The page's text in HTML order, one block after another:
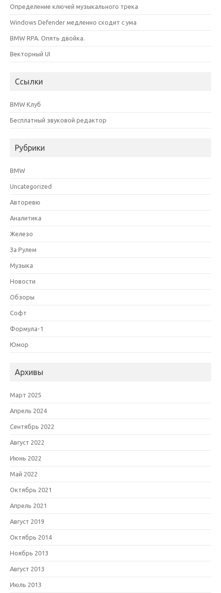
Определение ключей музыкального трека
Windows Defender медленно сходит с ума
BMW RPA. Опять двойка.
Векторный UI
Ссылки
BMW Клуб
Бесплатный звуковой редактор
Рубрики
BMW
Uncategorized
Авторевю
Аналитика
Железо
За Рулем
Музыка
Новости
Обзоры
Софт
Формула-1
Юмор
Архивы
Март 2025
Апрель 2024
Сентябрь 2022
Август 2022
Июнь 2022
Май 2022
Октябрь 2021
Апрель 2021
Август 2019
Октябрь 2014
Ноябрь 2013
Август 2013
Июль 2013